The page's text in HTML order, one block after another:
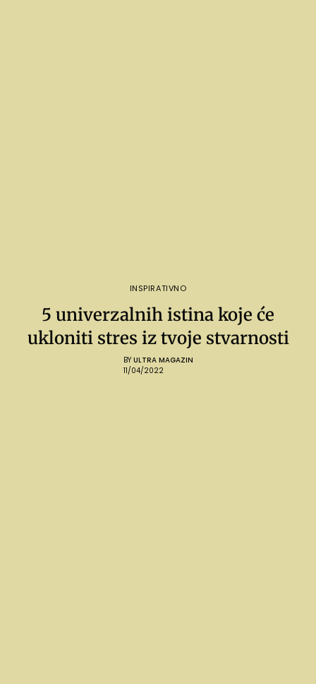
INSPIRATIVNO
5 univerzalnih istina koje će
ukloniti stres iz tvoje stvarnosti
BY ULTRA MAGAZIN
11/04/2022